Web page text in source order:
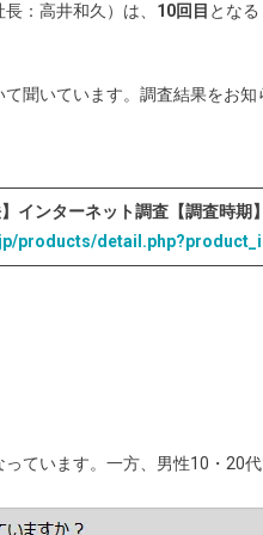
：高井和久）は、 10回目 となる
聞いています。調査結果をお知
インターネット調査【調査時
products/
ています。一方、男性10・20代